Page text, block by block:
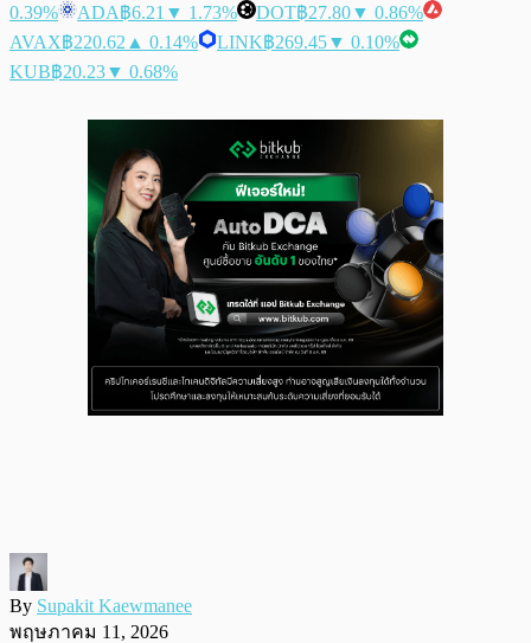
0.39%
ADA฿6.21 ▼ 1.73% DOT฿27.80▼ 0.86%
AVAX฿220.62 ▲ 0.14% LINK฿269.45▼ 0.10%
KUB฿20.23▼ 0.68%
By Supakit Kaewmanee
พฤษภาคม 11, 2026